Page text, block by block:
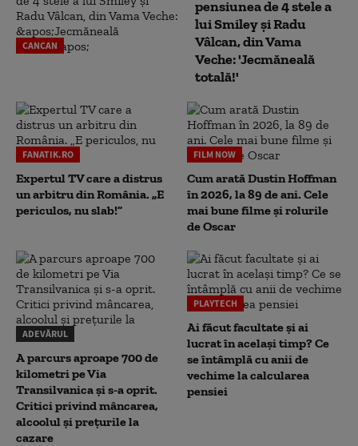
CANCAN
pensiunea de 4 stele a
lui Smiley și Radu
Vâlcan, din Vama
Veche: 'Jecmăneală
totală!'
FANATIK.RO
Expertul TV care a distrus
un arbitru din România. „E
periculos, nu slab!”
FILM NOW
Cum arată Dustin Hoffman
în 2026, la 89 de ani. Cele
mai bune filme și rolurile
de Oscar
ADEVĂRUL
A parcurs aproape 700 de
kilometri pe Via
Transilvanica și s-a oprit.
Critici privind mâncarea,
alcoolul și prețurile la
cazare
PLAYTECH
Ai făcut facultate și ai
lucrat în același timp? Ce
se întâmplă cu anii de
vechime la calcularea
pensiei